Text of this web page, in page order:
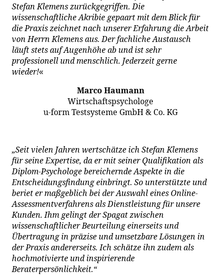
Stefan Klemens zurückgegriffen. Die
wissenschaftliche Akribie gepaart mit dem Blick für
die Praxis zeichnet nach unserer Erfahrung die Arbeit
von Herrn Klemens aus. Der fachliche Austausch
läuft stets auf Augenhöhe ab und ist sehr
professionell und menschlich. Jederzeit gerne
wieder!«
Marco Haumann
Wirtschaftspsychologe
u-form Testsysteme GmbH & Co. KG
„Seit vielen Jahren wertschätze ich Stefan Klemens
für seine Expertise, da er mit seiner Qualifikation als
Diplom-Psychologe bereichernde Aspekte in die
Entscheidungsfindung einbringt. So unterstützte und
beriet er maßgeblich bei der Auswahl eines Online-
Assessmentverfahrens als Dienstleistung für unsere
Kunden. Ihm gelingt der Spagat zwischen
wissenschaftlicher Beurteilung einerseits und
Übertragung in präzise und umsetzbare Lösungen in
der Praxis andererseits. Ich schätze ihn zudem als
hochmotivierte und inspirierende
Beraterpersönlichkeit.“